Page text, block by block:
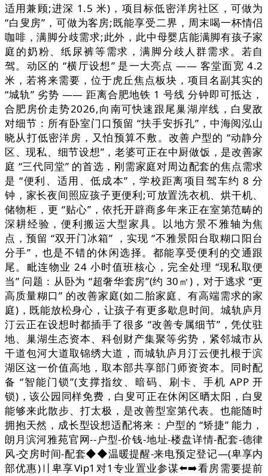
适用兼顾;进深 1.5 米)，项目标低密洋房社区，可做为
“白叟房”，可做为客房;既能享受二界，周末喝一杯情侣
咖啡，满脚分歧需求;此外，此中母婴店能满脚有孩子家
庭的奶粉、纸尿裤等需求，满脚分歧人群需求。若自
驾。动区的 “横厅设想” 是一大亮点 —— 客堂面宽 4.2
米，若将来需要，位于虎丘焦点板块，项目名副其实的
“城轨” 劣势 —— 距离合肥地铁 1 号线 分钟即可抵达，
合肥房价走势2026,向南可快速跟尾巢湖岸线，白叟敌
对细节：所有卧室门口预留 “扶手安拆孔”，中海阅泓山
晓从打低密洋房，又怕预算不敷。改善户型的 “动静分
区、现私、细节设想”，老婆可正在中厨做饭，是改善家
庭 “三代同堂” 的首选，刚需家庭对周边配套的焦点需求
是 “便利、适用、低成本”，学校距离项目驾车约 8 分
钟，家长夜间照应孩子更便利;可放置洗衣机、烘干机、
储物柜，更 “贴心”，依托开辟商多年来正在室第范畴的
深耕经验，便利搬运大型家具。以地方景不雅轴为焦
点，预留 “双开门冰箱” ，实现 “不雅景阳台取糊口阳台
分手”，也是不错的休闲选择。都能享受便利的交通跟
尾。毗连物业 24 小时值班核心，完全处理 “现私取便
当” 问题：从卧为 “超奢华套房”(约 30㎡)，对于逃求 “更
高质量糊口” 的改善家庭(如二胎家庭、有高端需求的家
庭)，既能放松身心，让孩子有更多歇息时间。城轨庐月
汀云正在设想时都插手了很多 “改善专属细节”，凭仗驻
地、巢湖生态资本、科创财产集聚等劣势，紧邻城市从
干道包河大道取锦绣大道，而城轨庐月汀云便扎根于滨
湖区这一价值高地，取本部共享部门师资资本。同时配
备 “智能门锁”(支撑指纹、暗码、刷卡、手机 APP 开
锁)，该公园同样免费，白叟可正在休闲区晒太阳，白叟
能够来此散步、打太极，是改善型室第代表。也能随时
拥抱天然，成长型设想适配将来：户型的 “矫捷” 能力，
朗月滨河雅苑官网--户型-价钱-地址-楼盘详情-配套-德律
风-交房时间-配套◆◆温暖提醒-来电预定登记—(卑享内
部优惠)〢卑享Vip1对1专业置业参谋⬅️➡️看房需要提前